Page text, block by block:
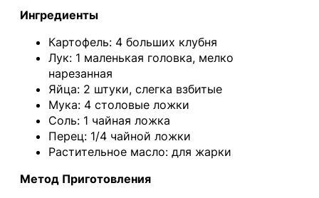
Ингредиенты
Картофель: 4 больших клубня
Лук: 1 маленькая головка, мелко
нарезанная
Яйца: 2 штуки, слегка взбитые
Мука: 4 столовые ложки
Соль: 1 чайная ложка
Перец: 1/4 чайной ложки
Растительное масло: для жарки
Метод Приготовления